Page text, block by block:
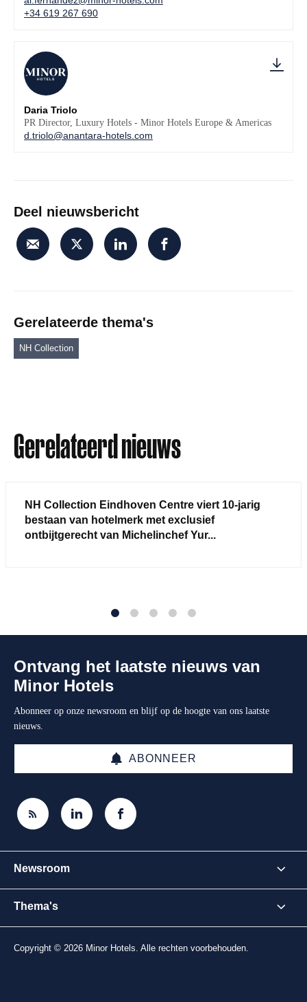
+34 619 267 690
Daria Triolo
PR Director, Luxury Hotels - Minor Hotels Europe & Americas
d.triolo@anantara-hotels.com
Deel nieuwsbericht
Gerelateerde thema's
NH Collection
Gerelateerd nieuws
NH Collection Eindhoven Centre viert 10-jarig
bestaan van hotelmerk met exclusief
ontbijtgerecht van Michelinchef Yur...
Ontvang het laatste nieuws van
Minor Hotels
Abonneer op onze newsroom en blijf op de hoogte van ons laatste
nieuws.
ABONNEER
Newsroom
Thema's
Copyright © 2026 Minor Hotels. Alle rechten voorbehouden.